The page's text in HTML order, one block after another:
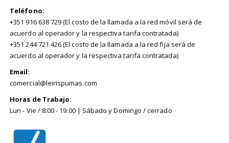
Teléfono:
+351 916 638 729 (El costo de la llamada a la red móvil será de
acuerdo al operador y la respectiva tarifa contratada)
+351 244 721 426 (El costo de la llamada a la red fija será de
acuerdo al operador y la respectiva tarifa contratada)
Email:
comercial@leirispumas.com
Horas de Trabajo:
Lun - Vie / 8:00 - 19:00 | Sábado y Domingo / cerrado